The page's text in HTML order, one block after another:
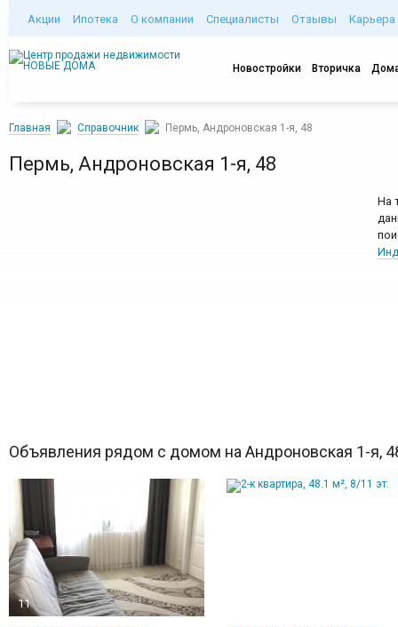
Акции Ипотека О компании Специалисты Отзывы Карьера
Новостройки Вторичка
Главная Справочник Пермь, Андроновская 1-я, 48
Пермь, Андроновская 1-я, 48
На
Объявления рядом с домом на Андроновская 1-я,
11